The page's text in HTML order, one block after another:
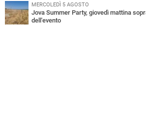
MERCOLEDÌ 5 AGOSTO
Jova Summer Party, giovedì mattina
dell'evento